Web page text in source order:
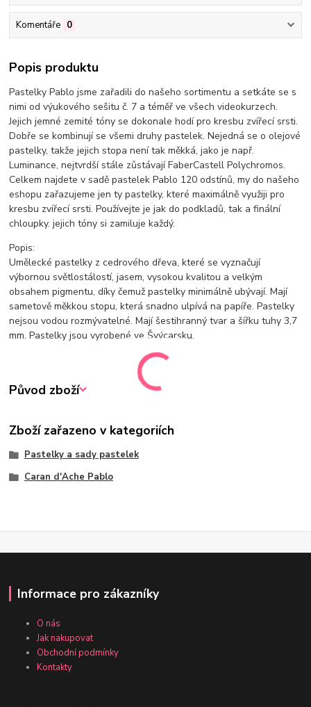
Komentáře 0
Popis produktu
Pastelky Pablo jsme zařadili do našeho sortimentu a setkáte se s
nimi od výukového sešitu č. 7 a téměř ve všech videokurzech.
Jejich jemné zemité tóny se dokonale hodí pro kresbu zvířecí srsti.
Dobře se kombinují se všemi druhy pastelek. Nejedná se o olejové
pastelky, takže jejich stopa není tak měkká, jako je např.
Luminance, nejtvrdší stále zůstávají FaberCastell Polychromos.
Celkem najdete v sadě pastelek Pablo 120 odstínů, my do našeho
eshopu zařazujeme jen ty pastelky, které maximálně využiji pro
kresbu zvířecí srsti. Používejte je jak do podkladů, tak a finální
chloupky. jejich tóny si zamiluje každý.
Popis:
Umělecké pastelky z cedrového dřeva, které se vyznačují
výbornou světlostálostí, jasem, vysokou kvalitou a velkým
obsahem pigmentu, díky čemuž pastelky minimálně ubývají. Mají
sametově měkkou stopu, která snadno ulpívá na papíře. Pastelky
nejsou vodou rozmývatelné. Mají šestihranný tvar a šířku tuhy 3,7
mm. Pastelky jsou vyrobené ve Švýcarsku.
Původ zboží
Zboží zařazeno v kategoriích
Pastelky a sady pastelek
Caran d'Ache Pablo
Informace pro zákazníky
O nás
Jak nakupovat
Obchodní podmínky
Kontakty